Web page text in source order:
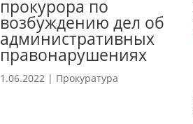
прокурора по
возбуждению дел об
административных
правонарушениях
1.06.2022 | Прокуратура